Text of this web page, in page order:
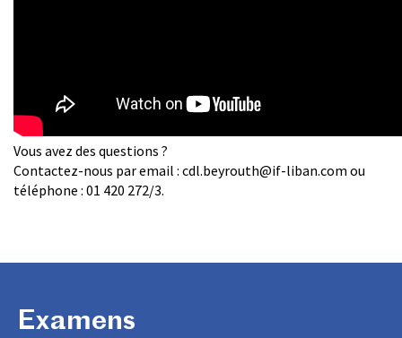
Vous avez des questions ?
Contactez-nous par email : cdl.beyrouth@if-liban.com ou
téléphone : 01 420 272/3.
Examens